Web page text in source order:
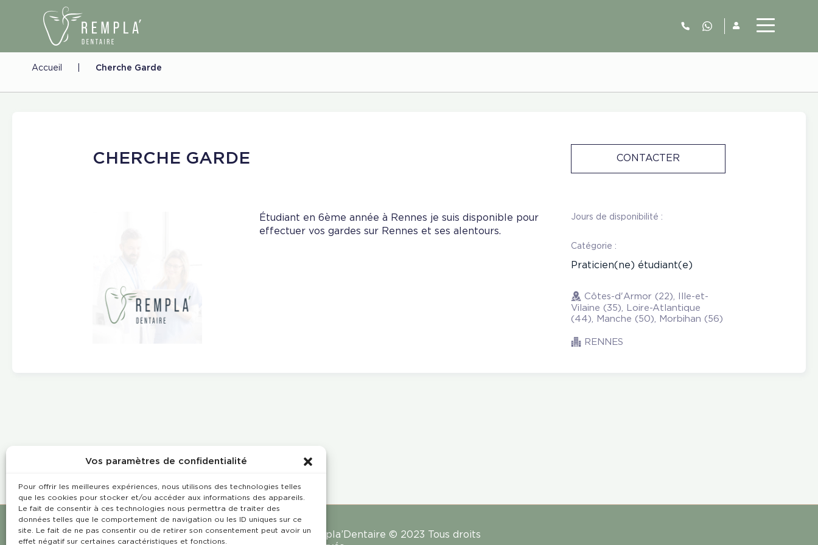
Vos paramètres de confidentialité
Pour offrir les meilleures expériences, nous utilisons des technologies telles
que les cookies pour stocker et/ou accéder aux informations des appareils.
Le fait de consentir à ces technologies nous permettra de traiter des
données telles que le comportement de navigation ou les ID uniques sur ce
site. Le fait de ne pas consentir ou de retirer son consentement peut avoir un
effet négatif sur certaines caractéristiques et fonctions.
06.52.63.77.73
Accueil Cherche Garde
CHERCHE GARDE CONTACTER
Étudiant en 6ème année à Rennes je suis disponible pour
effectuer vos gardes sur Rennes et ses alentours.
Jours de disponibilité :
Catégorie :
Praticien(ne) étudiant(e)
Côtes-d'Armor (22), Ille-et-
Vilaine (35), Loire-Atlantique
(44), Manche (50), Morbihan (56)
RENNES
Rempla’Dentaire © 2023 Tous droits